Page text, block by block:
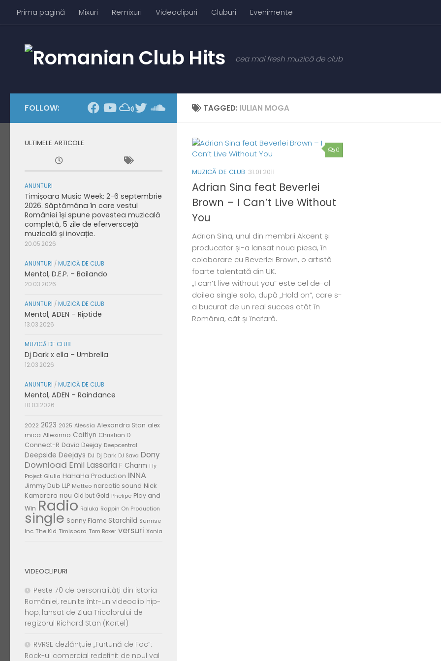
Skip to content
Prima pagină Mixuri Remixuri Videoclipuri Cluburi Evenimente
cea mai fresh muzică de club
TAGGED: IULIAN MOGA
0
MUZICĂ DE CLUB 31.01.2011
Adrian Sina feat Beverlei
Brown – I Can’t Live Without
You
Adrian Sina, unul din membrii Akcent și
producator și-a lansat noua piesa, în
colaborare cu Beverlei Brown, o artistă
foarte talentată din UK.
„I can’t live without you” este cel de-al
doilea single solo, după „Hold on”, care s-
a bucurat de un real succes atât în
România, cât și înafară.
FOLLOW:
ULTIMELE ARTICOLE
ANUNTURI
Timișoara Music Week: 2-6 septembrie
2026. Săptămâna în care vestul
României își spune povestea muzicală
completă, 5 zile de eferversceță
muzicală și inovație.
20.05.2026
ANUNTURI / MUZICĂ DE CLUB
Mentol, D.E.P. – Bailando
20.03.2026
ANUNTURI / MUZICĂ DE CLUB
Mentol, ADEN – Riptide
13.03.2026
MUZICĂ DE CLUB
Dj Dark x ella – Umbrella
12.03.2026
ANUNTURI / MUZICĂ DE CLUB
Mentol, ADEN – Raindance
10.03.2026
2022 2023 2025 Alessia Alexandra Stan alex
mica Allexinno Caitlyn Christian D.
Connect-R David Deejay Deepcentral
Deepside Deejays DJ Dj Dark DJ Sava Dony
Download Emil Lassaria F Charm Fly
Project Giulia HaHaHa Production INNA
Jimmy Dub LLP Matteo narcotic sound Nick
Kamarera nou Old but Gold Phelipe Play and
Win Radio Raluka Rappin On Production
single Sonny Flame Starchild Sunrise
Inc The Kid Timisoara Tom Boxer versuri Xonia
VIDEOCLIPURI
Peste 70 de personalități din istoria
României, reunite într-un videoclip hip-
hop, lansat de Ziua Tricolorului de
regizorul Richard Stan (Kartel)
RVRSE dezlănțuie „Furtună de Foc”:
Rock-ul comercial redefinit de noul val